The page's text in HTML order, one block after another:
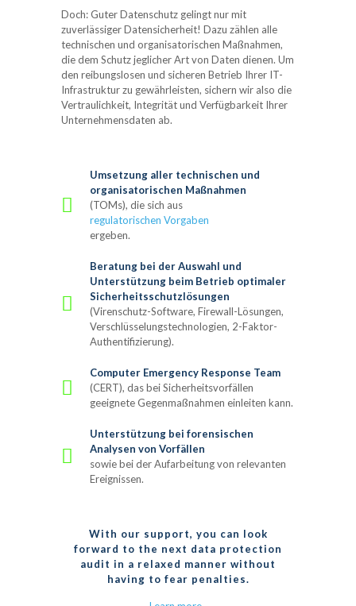
Doch: Guter Datenschutz gelingt nur mit
zuverlässiger Datensicherheit! Dazu zählen alle
technischen und organisatorischen Maßnahmen,
die dem Schutz jeglicher Art von Daten dienen. Um
den reibungslosen und sicheren Betrieb Ihrer IT-
Infrastruktur zu gewährleisten, sichern wir also die
Vertraulichkeit, Integrität und Verfügbarkeit Ihrer
Unternehmensdaten ab.
Umsetzung aller technischen und
organisatorischen Maßnahmen
(TOMs), die sich aus
regulatorischen Vorgaben
ergeben.
Beratung bei der Auswahl und
Unterstützung beim Betrieb optimaler
Sicherheitsschutzlösungen
(Virenschutz-Software, Firewall-Lösungen,
Verschlüsselungstechnologien, 2-Faktor-
Authentifizierung).
Computer Emergency Response Team
(CERT), das bei Sicherheitsvorfällen
geeignete Gegenmaßnahmen einleiten kann.
Unterstützung bei forensischen
Analysen von Vorfällen
sowie bei der Aufarbeitung von relevanten
Ereignissen.
With our support, you can look
forward to the next data protection
audit in a relaxed manner without
having to fear penalties.